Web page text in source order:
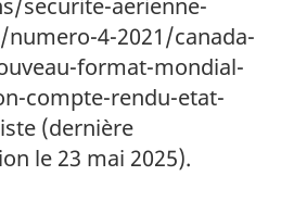
securite-aerienne-
numero-4-2021/canada-
format-mondial-
compte-rendu-etat-
(dernière
le 23 mai 2025).